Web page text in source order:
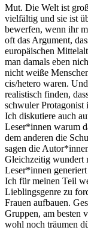
Mut. Die Welt ist
vielfältig und sie ist
bewerfen, wenn ihr
oft das Argument,
europäischen
man damals eben
nicht weiße
cis/hetero waren.
realistisch finden,
schwuler Protagonist
Ich diskutiere auch
Leser*innen warum
dem anderen die
sagen die
Gleichzeitig wundert
Leser*innen
Ich für meinen Teil
Lieblingsgenre zu
Frauen aufbauen.
Gruppen, am besten
wohl noch träumen